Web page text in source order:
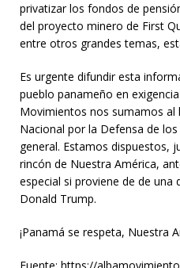
privatizar los fondos de
del proyecto minero de First
entre otros grandes temas,
Es urgente difundir esta
pueblo panameño en
Movimientos nos sumamos al
Nacional por la Defensa de
general. Estamos dispuestos,
rincón de Nuestra América,
especial si proviene de de
Donald Trump.
¡Panamá se respeta, Nuestra